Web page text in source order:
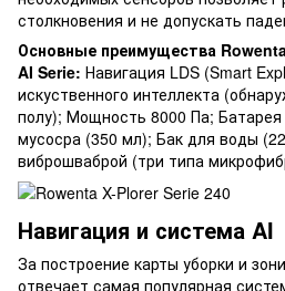
столкновения и не допускать
Основные преимущества
AI Serie: Навигация LDS (Smart
искуственного интеллекта
полу); Мощность 8000 Па; Батарея
мусосра (350 мл); Бак для воды
виброшваброй (три типа
Навигация и система AI
За построение карты уборки и
отвечает самая популярная